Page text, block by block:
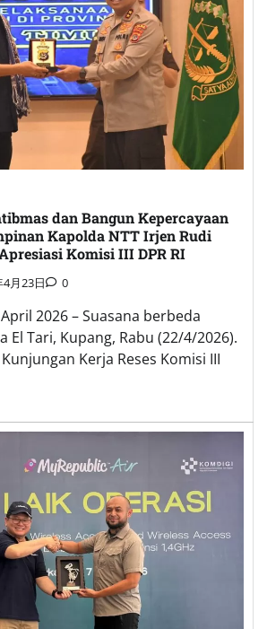
dan Bangun Kepercayaan
Kapolda NTT Irjen Rudi
Komisi III DPR RI
月23日 0
2026 – Suasana berbeda
El Tari, Kupang, Rabu (22/4/2026).
Kerja Reses Komisi III